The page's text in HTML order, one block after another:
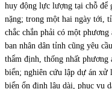
huy động lực lượng tại chỗ để
nặng; trong một hai ngày tới,
chắc chắn phải có một
ban nhân dân tỉnh cũng yêu
thẩm định, thống nhất
biển; nghiên cứu lập dự án xử
biển ổn định lâu dài, phục vụ